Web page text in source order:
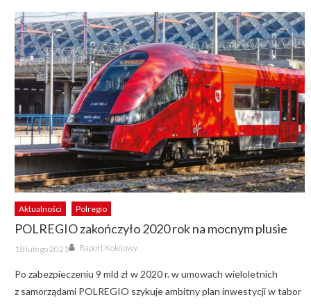
Aktualności Polregio
POLREGIO zakończyło 2020 rok na mocnym plusie
Posted
on
18 lutego 2021 Author
Raport Kolejowy
Po zabezpieczeniu 9 mld zł w 2020 r. w umowach wieloletnich
z samorządami POLREGIO szykuje ambitny plan inwestycji w tabor